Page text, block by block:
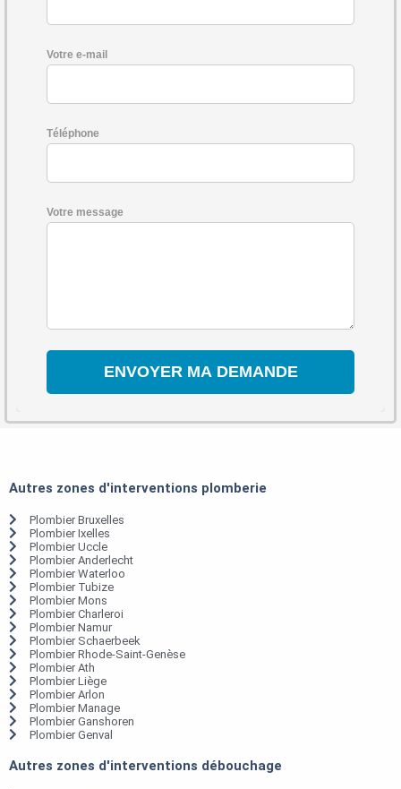
Votre e-mail
Téléphone
Votre message
Autres zones d'interventions plomberie
Plombier Bruxelles
Plombier Ixelles
Plombier Uccle
Plombier Anderlecht
Plombier Waterloo
Plombier Tubize
Plombier Mons
Plombier Charleroi
Plombier Namur
Plombier Schaerbeek
Plombier Rhode-Saint-Genèse
Plombier Ath
Plombier Liège
Plombier Arlon
Plombier Manage
Plombier Ganshoren
Plombier Genval
Autres zones d'interventions débouchage